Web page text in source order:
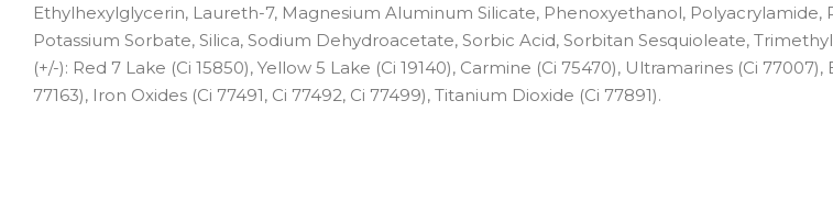
Ethylhexylglycerin, Laureth-7, Magnesium Aluminum Silicate, Phenoxyethanol, Polyacrylamide,
Potassium Sorbate, Silica, Sodium Dehydroacetate, Sorbic Acid, Sorbitan Sesquioleate,
(+/-): Red 7 Lake (Ci 15850), Yellow 5 Lake (Ci 19140), Carmine (Ci 75470), Ultramarines (Ci
77163), Iron Oxides (Ci 77491, Ci 77492, Ci 77499), Titanium Dioxide (Ci 77891).